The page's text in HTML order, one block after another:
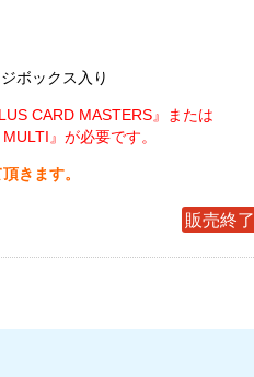
ボックス入り
CARD MASTERS』または
』が必要です。
きます。
販売終了